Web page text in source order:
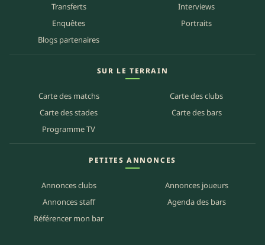
Transferts
Interviews
Enquêtes
Portraits
Blogs partenaires
SUR LE TERRAIN
Carte des matchs
Carte des clubs
Carte des stades
Carte des bars
Programme TV
PETITES ANNONCES
Annonces clubs
Annonces joueurs
Annonces staff
Agenda des bars
Référencer mon bar